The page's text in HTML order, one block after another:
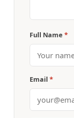
Full Name *
Email *